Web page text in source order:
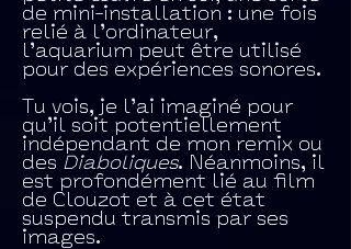
de mini-installation : une fois
relié à l’ordinateur,
l’aquarium peut être utilisé
pour des expériences sonores.
Tu vois, je l’ai imaginé pour
qu’il soit potentiellement
indépendant de mon remix ou
des Diaboliques. Néanmoins, il
est profondément lié au film
de Clouzot et à cet état
suspendu transmis par ses
images.